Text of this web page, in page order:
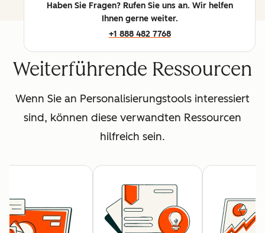
Haben Sie Fragen? Rufen Sie uns an. Wir helfen
Ihnen gerne weiter.
+1 888 482 7768
Weiterführende Ressourcen
Wenn Sie an Personalisierungstools interessiert
sind, können diese verwandten Ressourcen
hilfreich sein.